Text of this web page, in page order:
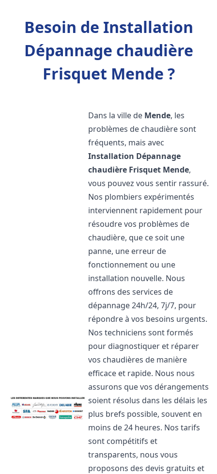
Besoin de Installation
Dépannage chaudière
Frisquet Mende ?
Dans la ville de Mende, les
problèmes de chaudière sont
fréquents, mais avec
Installation Dépannage
chaudière Frisquet Mende,
vous pouvez vous sentir rassuré.
Nos plombiers expérimentés
interviennent rapidement pour
résoudre vos problèmes de
chaudière, que ce soit une
panne, une erreur de
fonctionnement ou une
installation nouvelle. Nous
offrons des services de
dépannage 24h/24, 7j/7, pour
répondre à vos besoins urgents.
Nos techniciens sont formés
pour diagnostiquer et réparer
vos chaudières de manière
efficace et rapide. Nous nous
assurons que vos dérangements
soient résolus dans les délais les
plus brefs possible, souvent en
moins de 24 heures. Nos tarifs
sont compétitifs et
transparents, nous vous
proposons des devis gratuits et